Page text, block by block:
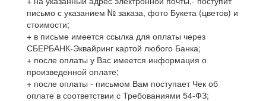
письмо с указанием № заказа, фото Букета (цветов) и
стоимости;
+ в письме имеется ссылка для оплаты через
СБЕРБАНК-Эквайринг картой любого Банка;
+ после оплаты у Вас имеется информация о
произведенной оплате;
+ после оплаты - письмом Вам поступает Чек об
оплате в соответствии с Требованиями 54-ФЗ;